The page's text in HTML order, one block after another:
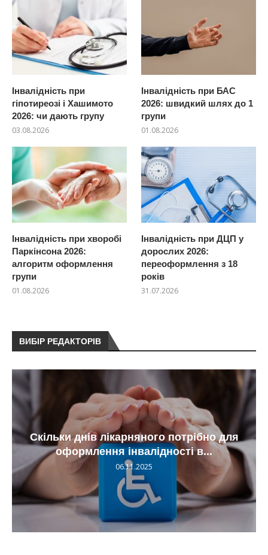
Інвалідність при
гіпотиреозі і Хашимото
2026: чи дають групу
03.08.2026
Інвалідність при БАС
2026: швидкий шлях до 1
групи
01.08.2026
Інвалідність при хворобі
Паркінсона 2026:
алгоритм оформлення
групи
01.08.2026
Інвалідність при ДЦП у
дорослих 2026:
переоформлення з 18
років
31.07.2026
ВИБІР РЕДАКТОРІВ
Скільки днів лікарняного потрібно для
оформлення інвалідності в...
06.11.2025